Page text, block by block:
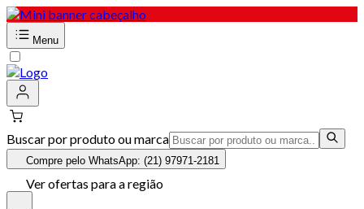
Menu
Buscar por produto ou marca
Compre pelo WhatsApp: (21) 97971-2181
Ver ofertas para a região